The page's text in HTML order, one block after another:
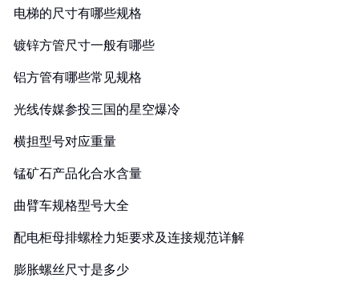
电梯的尺寸有哪些规格
镀锌方管尺寸一般有哪些
铝方管有哪些常见规格
光线传媒参投三国的星空爆冷
横担型号对应重量
锰矿石产品化合水含量
曲臂车规格型号大全
配电柜母排螺栓力矩要求及连接规范详解
膨胀螺丝尺寸是多少